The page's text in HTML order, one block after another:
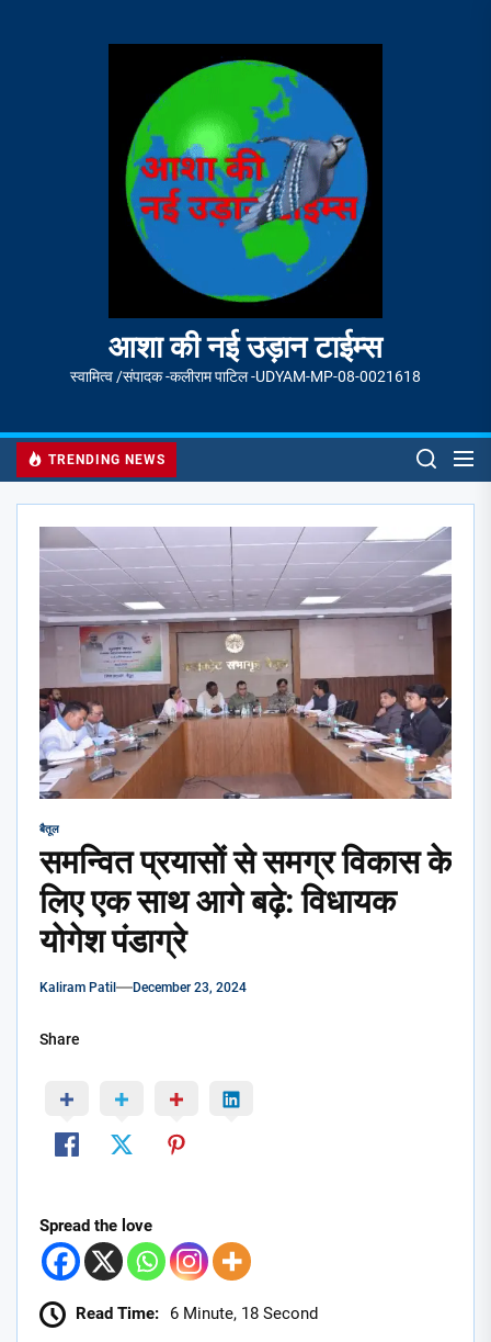
आशा की नई उड़ान टाईम्स
स्वामित्व /संपादक -कलीराम पाटिल -UDYAM-MP-08-0021618
TRENDING NEWS
बैतूल
समन्वित प्रयासों से समग्र विकास के
लिए एक साथ आगे बढ़े: विधायक
योगेश पंडाग्रे
Kaliram Patil December 23, 2024
Share
Spread the love
Read Time: 6 Minute, 18 Second